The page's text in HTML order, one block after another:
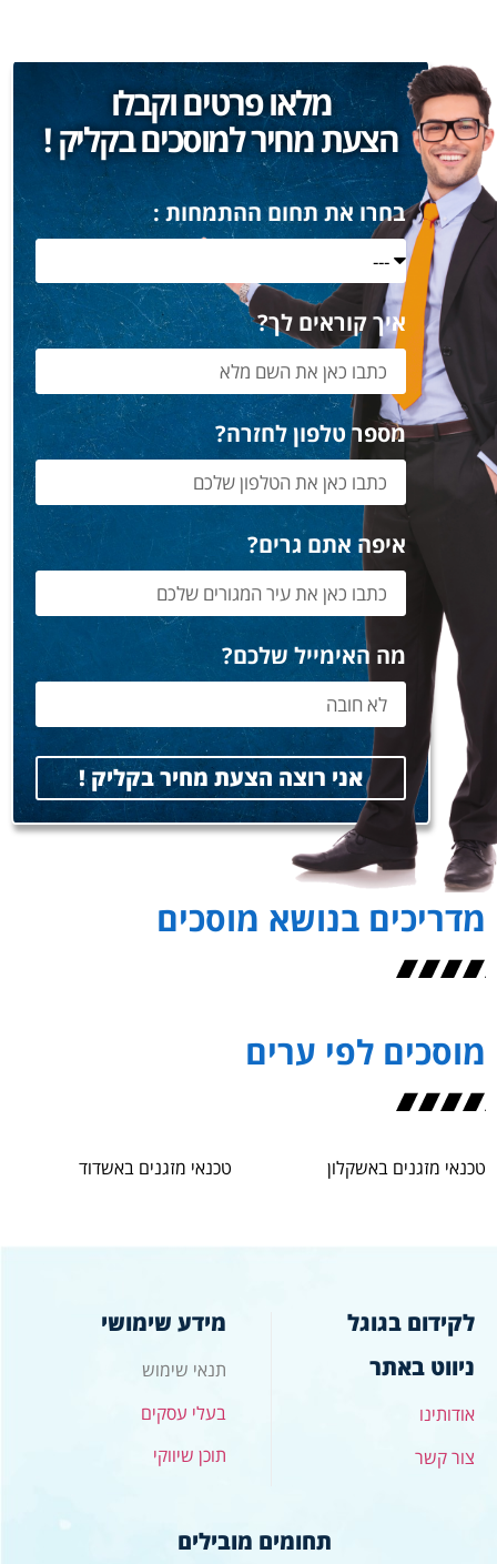
מלאו פרטים וקבלו
הצעת מחיר למוסכים בקליק !
בחרו את תחום ההתמחות :
איך קוראים לך?
מספר טלפון לחזרה?
איפה אתם גרים?
מה האימייל שלכם?
אני רוצה הצעת מחיר בקליק !
מדריכים בנושא מוסכים
מוסכים לפי ערים
טכנאי מזגנים באשקלון טכנאי מזגנים באשדוד
לקידום בגוגל
ניווט באתר
אודותינו
צור קשר
מידע שימושי
תנאי שימוש
בעלי עסקים
תוכן שיווקי
תחומים מובילים